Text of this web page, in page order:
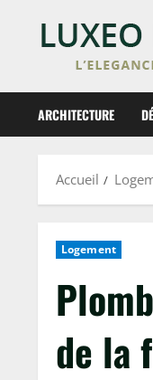
ARCHITECTURE
Accueil
Logement
de la